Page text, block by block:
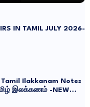
IN TAMIL JULY 2026-
Ilakkanam Notes
இலக்கணம் -NEW